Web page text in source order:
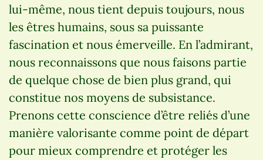
lui-même, nous tient depuis toujours, nous
les êtres humains, sous sa puissante
fascination et nous émerveille. En l’admirant,
nous reconnaissons que nous faisons partie
de quelque chose de bien plus grand, qui
constitue nos moyens de subsistance.
Prenons cette conscience d’être reliés d’une
manière valorisante comme point de départ
pour mieux comprendre et protéger les